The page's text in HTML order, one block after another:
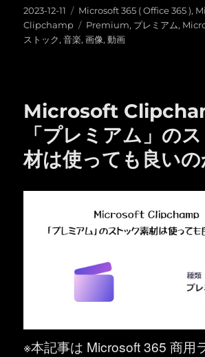
投
稿
日:
2023-12-11
カ
テ
ゴ
Microsoft 365 ( Office 365 ),
Clipchamp
タ
グ
Premium, プレミアム,
ストック,音楽,画像,動画
Microsoft
「プレミアム」の
材は使っても良いの
※本記事は Microsoft 365 商用